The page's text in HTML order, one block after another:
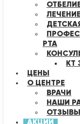
РТА
КТ
ЦЕНЫ
О ЦЕНТРЕ
ВРАЧИ
НАШИ
ОТЗЫВЫ
АКЦИИ